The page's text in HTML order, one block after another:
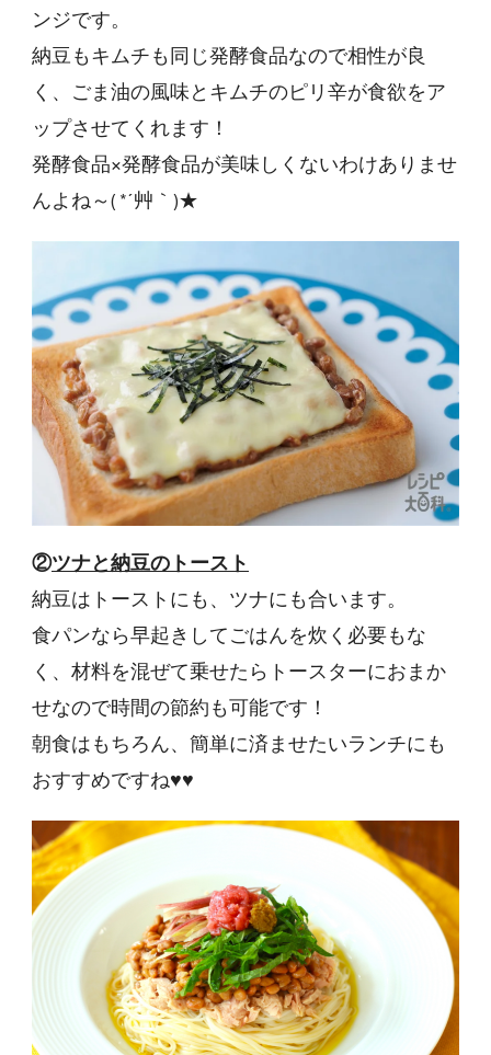
ンジです。
納豆もキムチも同じ発酵食品なので相性が良
く、ごま油の風味とキムチのピリ辛が食欲をア
ップさせてくれます！
発酵食品×発酵食品が美味しくないわけありませ
んよね～( *´艸｀)★
②ツナと納豆のトースト
納豆はトーストにも、ツナにも合います。
食パンなら早起きしてごはんを炊く必要もな
く、材料を混ぜて乗せたらトースターにおまか
せなので時間の節約も可能です！
朝食はもちろん、簡単に済ませたいランチにも
おすすめですね♥♥